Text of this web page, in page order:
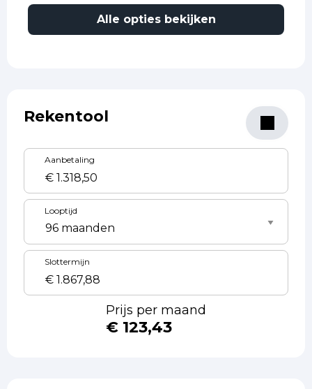
Alle opties bekijken
Rekentool
Aanbetaling
Looptijd
Slottermijn
Prijs per maand
€ 123,43